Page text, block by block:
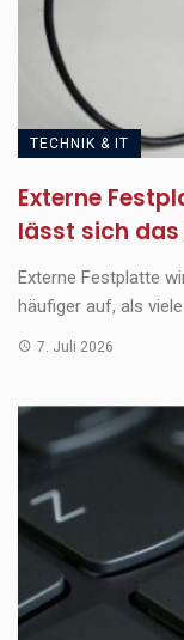
TECHNIK & IT
Externe
lässt sich das
Externe Festplatte
häufiger auf, als
7. Juli 2026